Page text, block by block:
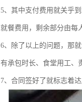
5、其中支付费用就关乎
就餐费用，剩余部分由每
6、除了以上的问题，那
有承包时长、食堂用工、
7、合同签好了就标志着